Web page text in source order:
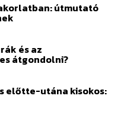
útmutató
és az
átgondolni?
előtte-utána kisokos: